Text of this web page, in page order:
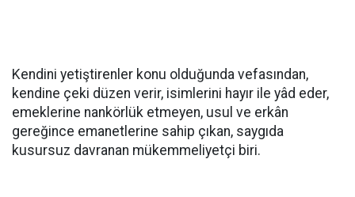
Kendini yetiştirenler konu olduğunda vefasından,
kendine çeki düzen verir, isimlerini hayır ile yâd eder,
emeklerine nankörlük etmeyen, usul ve erkân
gereğince emanetlerine sahip çıkan, saygıda
kusursuz davranan mükemmeliyetçi biri.